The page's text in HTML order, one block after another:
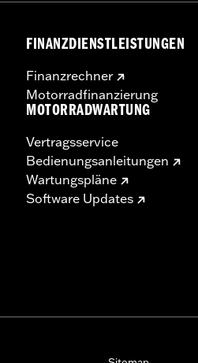
FINANZDIENSTLEISTUNGEN
Finanzrechner
Motorradfinanzierung
MOTORRADWARTUNG
Vertragsservice
Bedienungsanleitungen
Wartungspläne
Software Updates